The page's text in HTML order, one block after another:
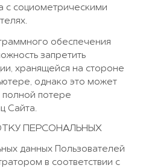
с социометрическими
обеспечения
запретить
хранящейся на стороне
однако это может
полной потере
Сайта.
ПЕРСОНАЛЬНЫХ
данных Пользователей
в соответствии с